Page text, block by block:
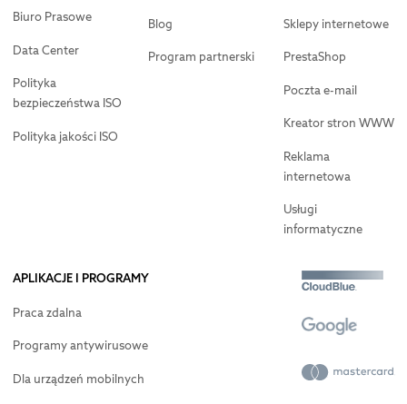
Biuro Prasowe
Data Center
Polityka
bezpieczeństwa ISO
Polityka jakości ISO
Blog
Program partnerski
Sklepy internetowe
PrestaShop
Poczta e-mail
Kreator stron WWW
Reklama
internetowa
Usługi
informatyczne
APLIKACJE I PROGRAMY
Praca zdalna
Programy antywirusowe
Dla urządzeń mobilnych